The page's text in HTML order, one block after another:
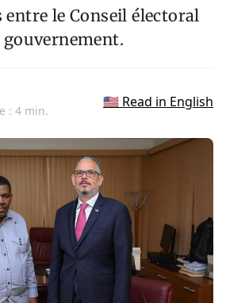
entre le Conseil électoral
: 4 min.
🇺🇸 Read in English